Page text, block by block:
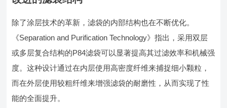
除了涂层技术的革新，滤袋的内部结构也在不断优化。
《Separation and Purification Technology》指出，采用双层
或多层复合结构的P84滤袋可以显著提高其过滤效率和机械强
度。这种设计通过在内层使用高密度纤维来捕捉细小颗粒，
而在外层使用较粗纤维来增强滤袋的耐磨性，从而实现了性
能的全面提升。